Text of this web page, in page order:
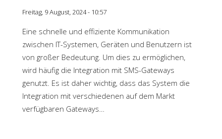
Freitag, 9 August, 2024 - 10:57
Eine schnelle und effiziente Kommunikation
zwischen IT-Systemen, Geräten und Benutzern ist
von großer Bedeutung. Um dies zu ermöglichen,
wird häufig die Integration mit SMS-Gateways
genutzt. Es ist daher wichtig, dass das System die
Integration mit verschiedenen auf dem Markt
verfügbaren Gateways…